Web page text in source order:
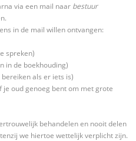
via een mail naar bestuur
in de mail willen ontvangen:
spreken)
in de boekhouding)
als er iets is)
je oud genoeg bent om met grote
behandelen en nooit delen
we hiertoe wettelijk verplicht zijn.